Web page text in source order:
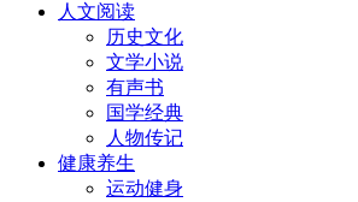
人文阅读
历史文化
文学小说
有声书
国学经典
人物传记
健康养生
运动健身